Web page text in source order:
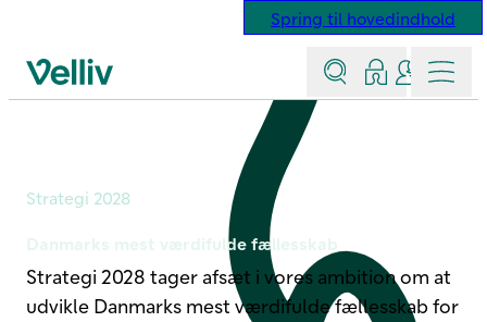
Spring til hovedindhold
Velliv startside
Søg Log indKontakt
Menu
Danmarks mest værdifulde fællesskab
Strategi 2028
Strategi 2028 tager afsæt i vores ambition om at
udvikle Danmarks mest værdifulde fællesskab for